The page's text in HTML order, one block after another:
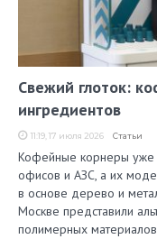
Свежий глоток:
ингредиентов
11:19, 17 июля 2026 Статьи
Кофейные корнеры уже
офисов и АЗС, а их
в основе дерево и
Москве представили
полимерных